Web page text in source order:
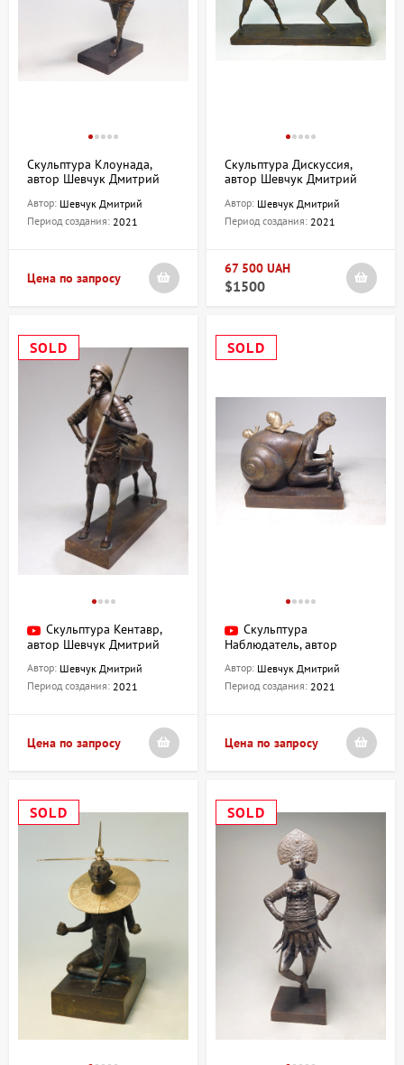
Скульптура Клоунада,
автор Шевчук Дмитрий
Автор: Шевчук Дмитрий
Период создания: 2021
Цена по запросу
Скульптура Дискуссия,
автор Шевчук Дмитрий
Автор: Шевчук Дмитрий
Период создания: 2021
67 500 UAH
$1500
SOLD
Скульптура Кентавр,
автор Шевчук Дмитрий
Автор: Шевчук Дмитрий
Период создания: 2021
Цена по запросу
SOLD
Скульптура
Наблюдатель, автор
Автор: Шевчук Дмитрий
Период создания: 2021
Цена по запросу
SOLD SOLD